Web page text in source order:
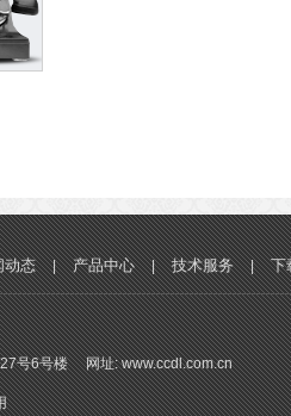
动态 | 产品中心 | 技术服务 | 下
号6号楼 网址: www.ccdl.com.cn